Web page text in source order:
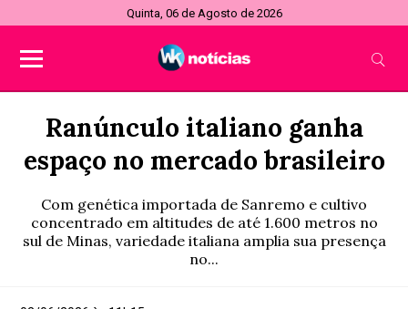
Quinta, 06 de Agosto de 2026
Ranúnculo italiano ganha
espaço no mercado brasileiro
Com genética importada de Sanremo e cultivo
concentrado em altitudes de até 1.600 metros no
sul de Minas, variedade italiana amplia sua presença
no...